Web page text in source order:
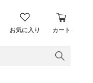
お気に入り カート